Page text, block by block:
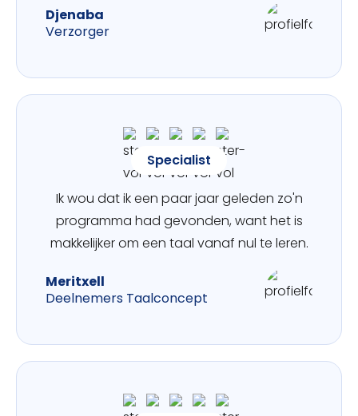
Djenaba
Verzorger
Specialist
Ik wou dat ik een paar jaar geleden zo'n
programma had gevonden, want het is
makkelijker om een taal vanaf nul te leren.
Meritxell
Deelnemers Taalconcept